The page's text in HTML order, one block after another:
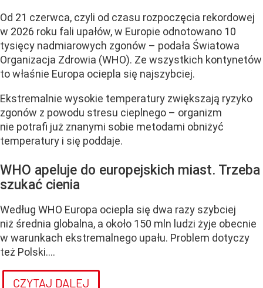
Od 21 czerwca, czyli od czasu rozpoczęcia rekordowej
w 2026 roku fali upałów, w Europie odnotowano 10
tysięcy nadmiarowych zgonów – podała Światowa
Organizacja Zdrowia (WHO). Ze wszystkich kontynetów
to właśnie Europa ociepla się najszybciej.
Ekstremalnie wysokie temperatury zwiększają ryzyko
zgonów z powodu stresu cieplnego – organizm
nie potrafi już znanymi sobie metodami obniżyć
temperatury i się poddaje.
WHO apeluje do europejskich miast. Trzeba
szukać cienia
Według WHO Europa ociepla się dwa razy szybciej
niż średnia globalna, a około 150 mln ludzi żyje obecnie
w warunkach ekstremalnego upału. Problem dotyczy
też Polski....
CZYTAJ DALEJ